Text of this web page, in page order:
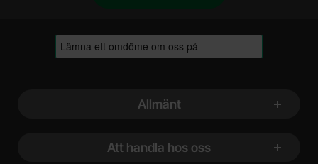
Allmänt
Att handla hos oss